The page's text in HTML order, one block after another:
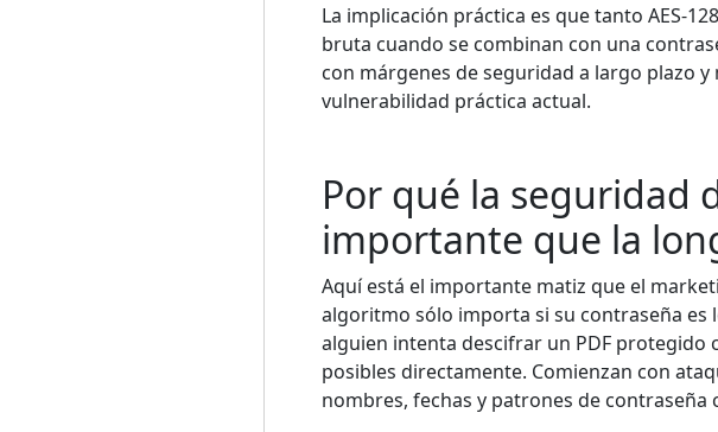
La implicación práctica es que tanto AES-
bruta cuando se combinan con una
con márgenes de seguridad a largo plazo
vulnerabilidad práctica actual.
Por qué la seguridad
importante que la
Aquí está el importante matiz que el
algoritmo sólo importa si su contraseña es
alguien intenta descifrar un PDF protegido
posibles directamente. Comienzan con
nombres, fechas y patrones de contraseña